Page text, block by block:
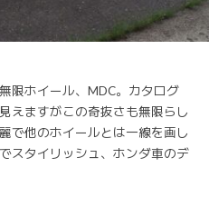
限ホイール、MDC。カタログ
えますがこの奇抜さも無限らし
で他のホイールとは一線を画し
スタイリッシュ、ホンダ車のデ